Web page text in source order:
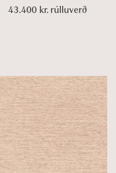
43.400 kr.rúlluverð